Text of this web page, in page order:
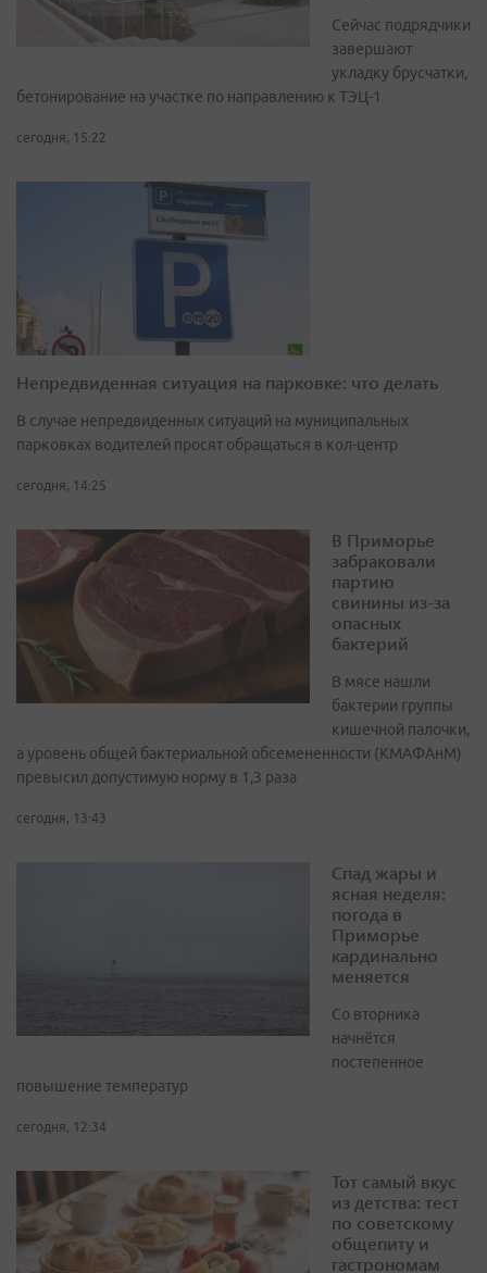
Сейчас подрядчики
завершают
укладку брусчатки,
бетонирование на участке по направлению к ТЭЦ-1
сегодня, 15:22
Непредвиденная ситуация на парковке: что делать
В случае непредвиденных ситуаций на муниципальных
парковках водителей просят обращаться в кол-центр
сегодня, 14:25
В Приморье
забраковали
партию
свинины из-за
опасных
бактерий
В мясе нашли
бактерии группы
кишечной палочки,
а уровень общей бактериальной обсемененности (КМАФАнМ)
превысил допустимую норму в 1,3 раза
сегодня, 13:43
Спад жары и
ясная неделя:
погода в
Приморье
кардинально
меняется
Со вторника
начнётся
постепенное
повышение температур
сегодня, 12:34
Тот самый вкус
из детства: тест
по советскому
общепиту и
гастрономам